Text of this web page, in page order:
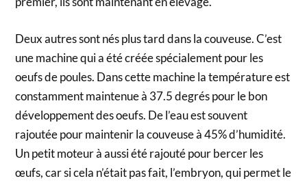
Deux autres sont nés plus tard dans la couveuse. C’est
une machine qui a été créée spécialement pour les
oeufs de poules. Dans cette machine la température est
constamment maintenue à 37.5 degrés pour le bon
développement des oeufs. De l’eau est souvent
rajoutée pour maintenir la couveuse à 45% d’humidité.
Un petit moteur à aussi été rajouté pour bercer les
œufs, car si cela n’était pas fait, l’embryon, qui permet le